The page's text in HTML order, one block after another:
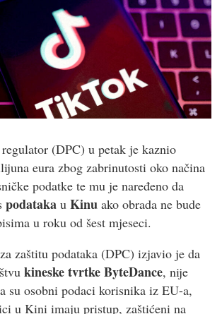
(DPC) u petak je kaznio
eura zbog zabrinutosti oko načina
podatke te mu je naređeno da
podataka u Kinu ako obrada ne bude
u roku od šest mjeseci.
zaštitu podataka (DPC) izjavio je da
kineske tvrtke ByteDance, nije
su osobni podaci korisnika iz EU-a,
u Kini imaju pristup, zaštićeni na